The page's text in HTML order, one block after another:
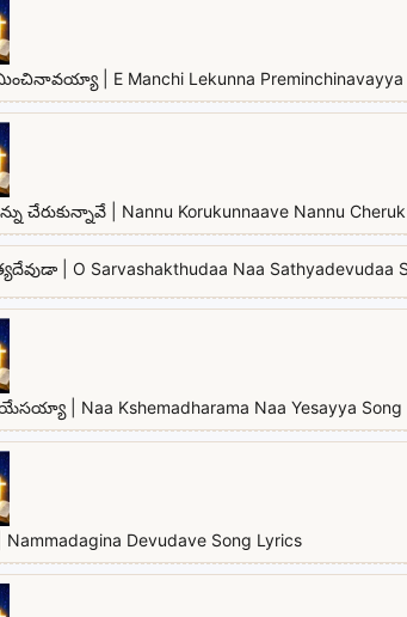
| E Manchi Lekunna Preminchinavayya
చేరుకున్నావే | Nannu Korukunnaave Nannu
| O Sarvashakthudaa Naa Sathyadevudaa
| Naa Kshemadharama Naa Yesayya Song
Devudave Song Lyrics